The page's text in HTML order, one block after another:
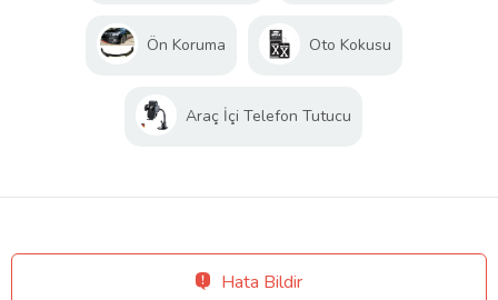
Ön Koruma Oto Kokusu
Araç İçi Telefon Tutucu
Hata Bildir